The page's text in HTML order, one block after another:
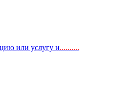
или услугу и..........